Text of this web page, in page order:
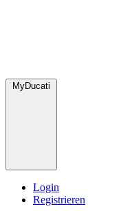
MyDucati
Login
Registrieren